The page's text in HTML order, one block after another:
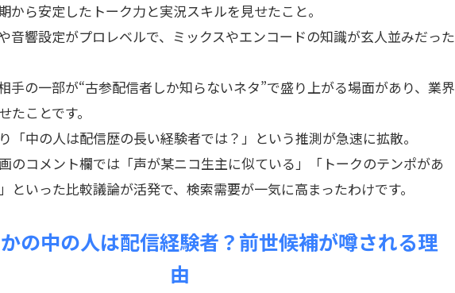
から安定したトーク力と実況スキルを見せたこと。
音響設定がプロレベルで、ミックスやエンコードの知識が玄人並みだった
手の一部が“古参配信者しか知らないネタ”で盛り上がる場面があり、業界
たことです。
「中の人は配信歴の長い経験者では？」という推測が急速に拡散。
のコメント欄では「声が某ニコ生主に似ている」「トークのテンポがあ
といった比較議論が活発で、検索需要が一気に高まったわけです。
の中の人は配信経験者？前世候補が噂される理
由